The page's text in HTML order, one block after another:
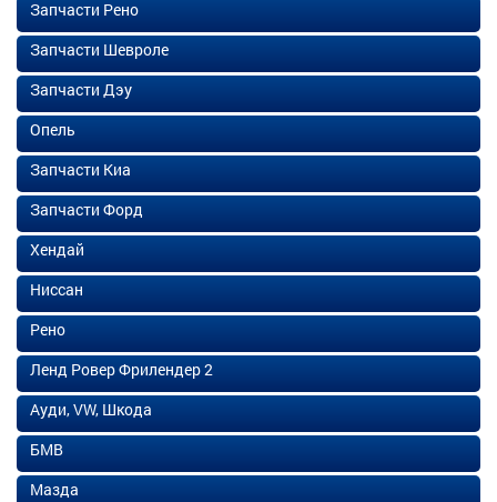
Запчасти Рено
Запчасти Шевроле
Запчасти Дэу
Опель
Запчасти Киа
Запчасти Форд
Хендай
Ниссан
Рено
Ленд Ровер Фрилендер 2
Ауди, VW, Шкода
БМВ
Мазда